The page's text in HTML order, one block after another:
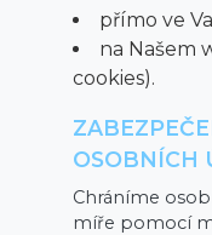
přímo ve
na Našem
cookies).
OSOBNÍCH
Chráníme
míře pomocí